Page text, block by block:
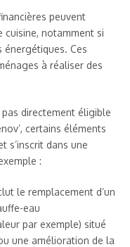
peuvent
notamment si
Ces
à réaliser des
directement éligible
certains éléments
s’inscrit dans une
:
le remplacement d’un
eau
par exemple) situé
une amélioration de la